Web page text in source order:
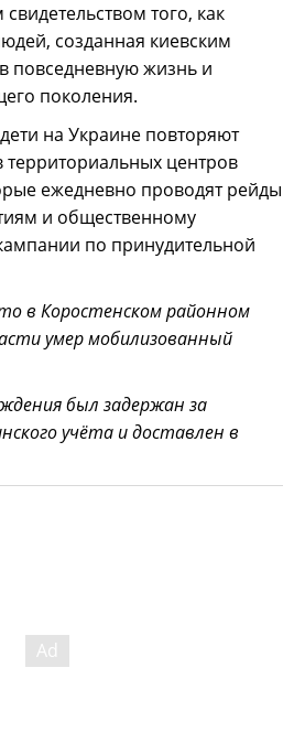
того, как
созданная киевским
повседневную жизнь и
поколения.
на Украине повторяют
территориальных центров
ежедневно проводят рейды
и общественному
по принудительной
в Коростенском районном
умер мобилизованный
был задержан за
учёта и доставлен в